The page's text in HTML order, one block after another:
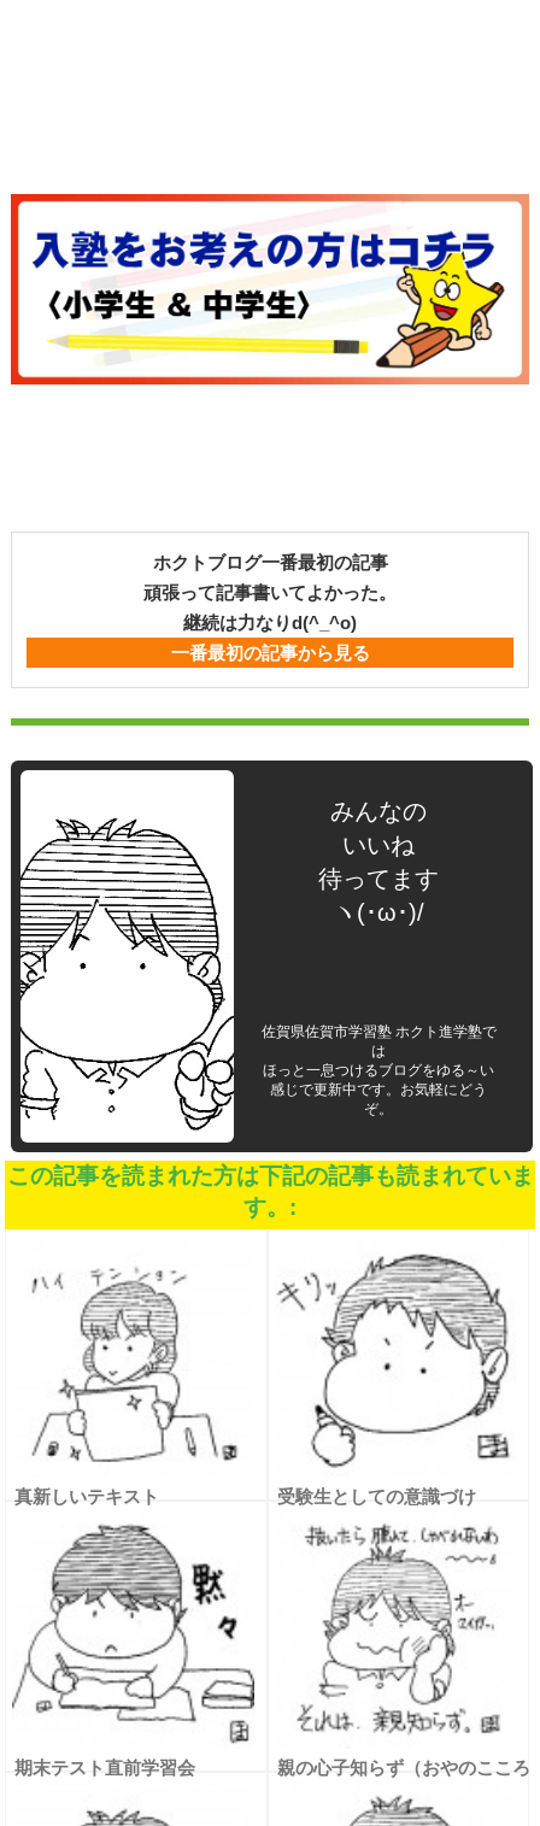
ホクトブログ一番最初の記事
頑張って記事書いてよかった。
継続は力なりd(^_^o)
一番最初の記事から見る
みんなの
いいね
待ってます
ヽ(･ω･)/
佐賀県佐賀市学習塾 ホクト進学塾で
は
ほっと一息つけるブログをゆる～い
感じで更新中です。お気軽にどう
ぞ。
この記事を読まれた方は下記の記事も読まれていま
す。:
真新しいテキスト 受験生としての意識づけ
期末テスト直前学習会
親の心子知らず（おやのこころ